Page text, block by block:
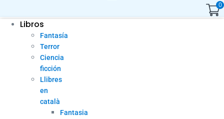
0
Libros
Fantasía
Terror
Ciencia
ficción
Llibres
en
català
Fantasia